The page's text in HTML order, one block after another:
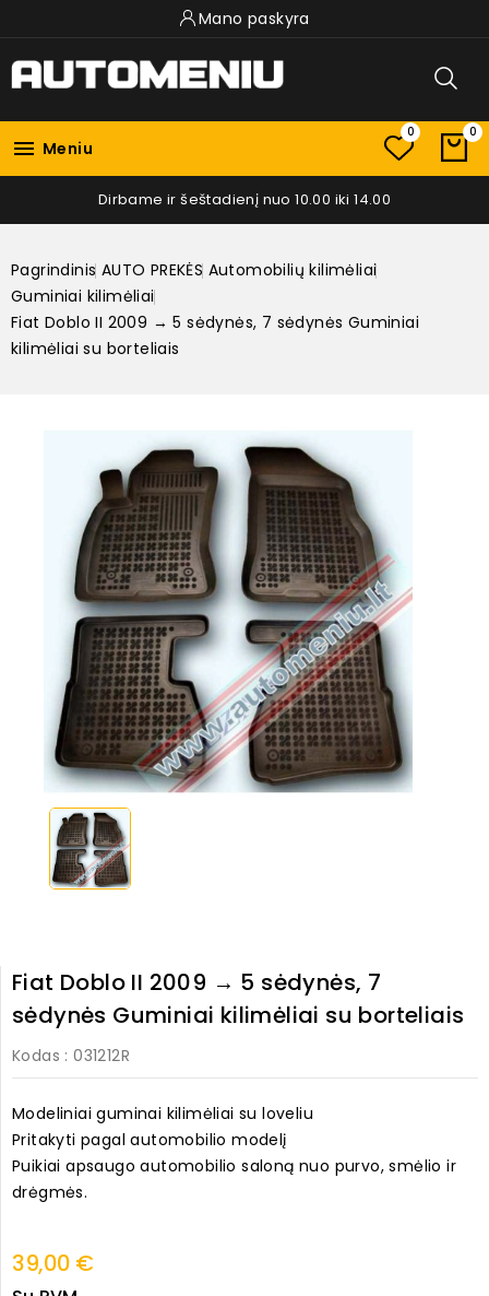
Mano paskyra
 Meniu
0 0
Dirbame ir šeštadienį nuo 10.00 iki 14.00
Pagrindinis AUTO PREKĖS Automobilių kilimėliai
Guminiai kilimėliai
Fiat Doblo II 2009 → 5 sėdynės, 7 sėdynės Guminiai
kilimėliai su borteliais
Fiat Doblo II 2009 → 5 sėdynės, 7
sėdynės Guminiai kilimėliai su borteliais
Kodas : 031212R
Modeliniai guminai kilimėliai su loveliu
Pritakyti pagal automobilio modelį
Puikiai apsaugo automobilio saloną nuo purvo, smėlio ir
drėgmės.
39,00 €